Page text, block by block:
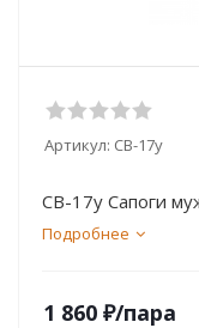
Артикул: СВ-17у
СВ-17у Сапоги
Подробнее
1 860 ₽/пара